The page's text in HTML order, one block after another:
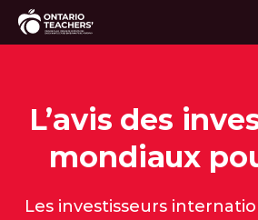
L’avis des
mondiaux
Les investisseurs